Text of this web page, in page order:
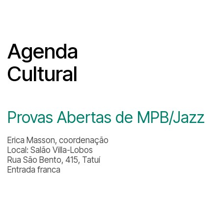
Agenda
Cultural
Provas Abertas de MPB/Jazz
Erica Masson, coordenação
Local: Salão Villa-Lobos
Rua São Bento, 415, Tatuí
Entrada franca